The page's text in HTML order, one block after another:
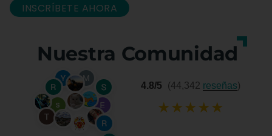
INSCRÍBETE AHORA
Nuestra Comunidad
4.8/5 (44,342 reseñas)
★★★★★